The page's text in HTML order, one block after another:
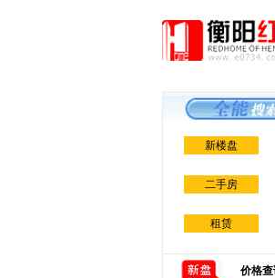
新楼盘
二手房
租赁
价格查